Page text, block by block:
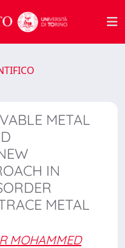
METAL
IN
METAL
MOHAMMED